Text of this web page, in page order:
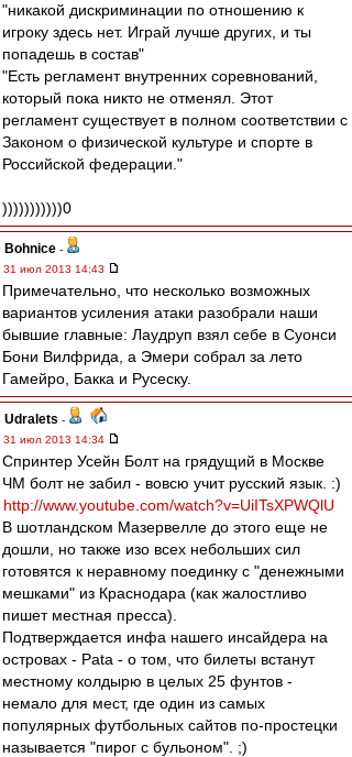
"никакой дискриминации по отношению к
игроку здесь нет. Играй лучше других, и ты
попадешь в состав"
"Есть регламент внутренних соревнований,
который пока никто не отменял. Этот
регламент существует в полном соответствии с
Законом о физической культуре и спорте в
Российской федерации."
)))))))))))0
Bohnice -
31 июл 2013 14:43
Примечательно, что несколько возможных
вариантов усиления атаки разобрали наши
бывшие главные: Лаудруп взял себе в Суонси
Бони Вилфрида, а Эмери собрал за лето
Гамейро, Бакка и Русеску.
Udralets -
31 июл 2013 14:34
Спринтер Усейн Болт на грядущий в Москве
ЧМ болт не забил - вовсю учит русский язык. :)
http://www.youtube.com/watch?v=UiITsXPWQlU
В шотландском Мазервелле до этого еще не
дошли, но также изо всех небольших сил
готовятся к неравному поединку с "денежными
мешками" из Краснодара (как жалостливо
пишет местная пресса).
Подтверждается инфа нашего инсайдера на
островах - Pata - о том, что билеты встанут
местному колдырю в целых 25 фунтов -
немало для мест, где один из самых
популярных футбольных сайтов по-простецки
называется "пирог с бульоном". ;)